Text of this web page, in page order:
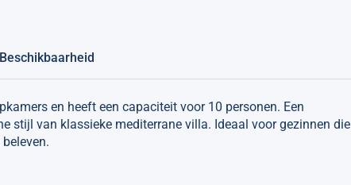
Beschikbaarheid
en heeft een capaciteit voor 10 personen. Een
stijl van klassieke mediterrane villa. Ideaal voor gezinnen die